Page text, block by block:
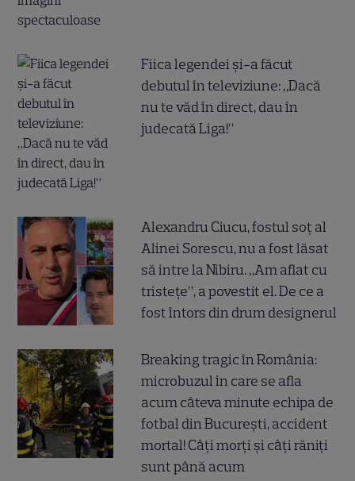
Fiica legendei și-a făcut
debutul în televiziune: „Dacă
nu te văd în direct, dau în
judecată Liga!”
Alexandru Ciucu, fostul soț al
Alinei Sorescu, nu a fost lăsat
să intre la Nibiru. „Am aflat cu
tristețe”, a povestit el. De ce a
fost întors din drum designerul
Breaking tragic în România:
microbuzul în care se afla
acum câteva minute echipa de
fotbal din București, accident
mortal! Câți morți și câți răniți
sunt până acum